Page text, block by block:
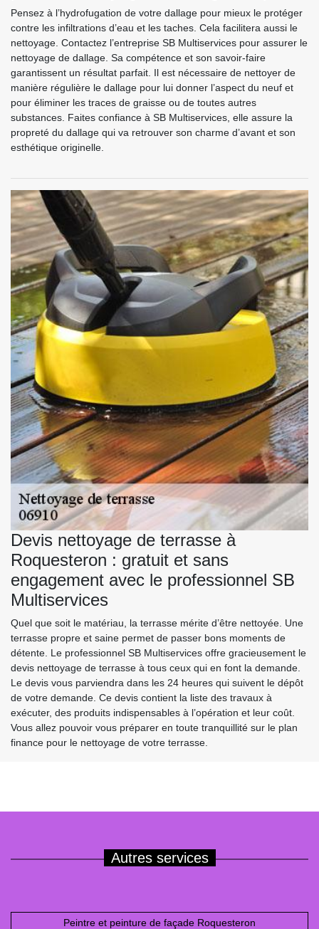
Pensez à l’hydrofugation de votre dallage pour mieux le protéger
contre les infiltrations d’eau et les taches. Cela facilitera aussi le
nettoyage. Contactez l’entreprise SB Multiservices pour assurer le
nettoyage de dallage. Sa compétence et son savoir-faire
garantissent un résultat parfait. Il est nécessaire de nettoyer de
manière régulière le dallage pour lui donner l’aspect du neuf et
pour éliminer les traces de graisse ou de toutes autres
substances. Faites confiance à SB Multiservices, elle assure la
propreté du dallage qui va retrouver son charme d’avant et son
esthétique originelle.
Devis nettoyage de terrasse à
Roquesteron : gratuit et sans
engagement avec le professionnel SB
Multiservices
Quel que soit le matériau, la terrasse mérite d’être nettoyée. Une
terrasse propre et saine permet de passer bons moments de
détente. Le professionnel SB Multiservices offre gracieusement le
devis nettoyage de terrasse à tous ceux qui en font la demande.
Le devis vous parviendra dans les 24 heures qui suivent le dépôt
de votre demande. Ce devis contient la liste des travaux à
exécuter, des produits indispensables à l’opération et leur coût.
Vous allez pouvoir vous préparer en toute tranquillité sur le plan
finance pour le nettoyage de votre terrasse.
Autres services
Peintre et peinture de façade Roquesteron